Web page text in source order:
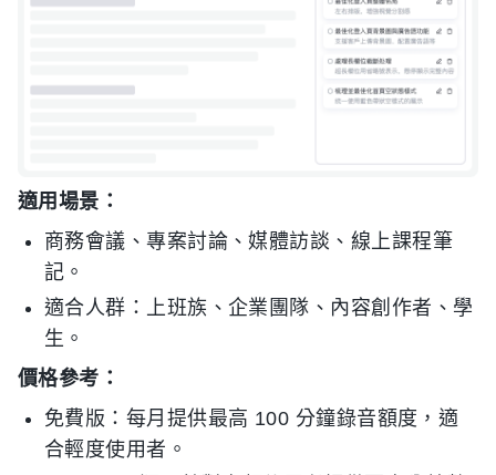
適用場景：
商務會議、專案討論、媒體訪談、線上課程筆
記。
適合人群：上班族、企業團隊、內容創作者、學
生。
價格參考：
免費版：每月提供最高 100 分鐘錄音額度，適
合輕度使用者。